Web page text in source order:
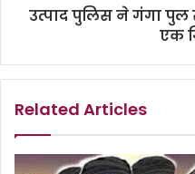
उत्पाद पुलिस ने गंगा
एक
Related Articles